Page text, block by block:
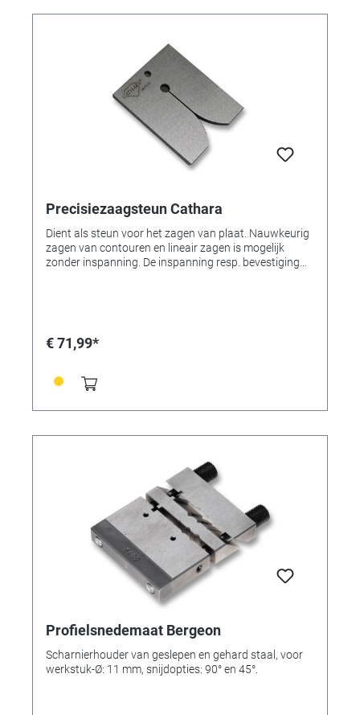
Precisiezaagsteun Cathara
Dient als steun voor het zagen van plaat. Nauwkeurig
zagen van contouren en lineair zagen is mogelijk
zonder inspanning. De inspanning resp. bevestiging
€ 71,99*
Profielsnedemaat Bergeon
Scharnierhouder van geslepen en gehard staal, voor
werkstuk-Ø: 11 mm, snijdopties: 90° en 45°.